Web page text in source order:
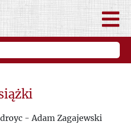
- Adam Zagajewski